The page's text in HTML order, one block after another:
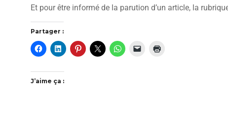
Et pour être informé de la parution d’un article, la
Partager :
J’aime ça :